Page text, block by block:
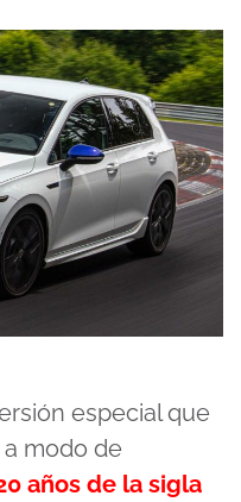
especial que
modo de
años de la sigla